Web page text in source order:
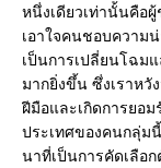
หนึ่งเดียวเท่านั้นคือ
เอาใจคนชอบความ
เป็นการเปลี่ยนโฉม
มากยิ่งขึ้น ซึ่งเราหวั
ฝีมือและเกิดการยอ
ประเทศของคนกลุ่ม
นาที่เป็นการคัดเลือ